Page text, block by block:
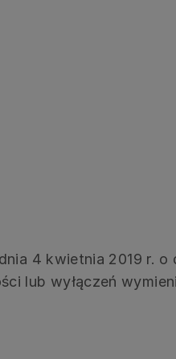
4 kwietnia 2019 r.
lub wyłączeń